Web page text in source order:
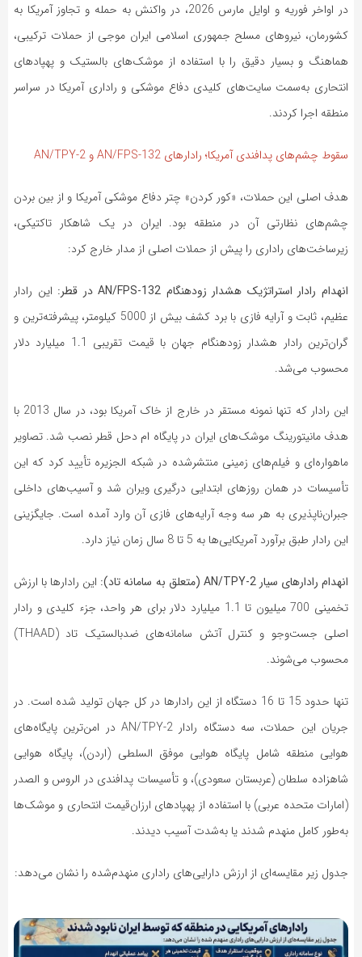
در اواخر فوریه و اوایل مارس 2026، در واکنش به حمله و تجاوز آمریکا به
کشورمان، نیروهای مسلح جمهوری اسلامی ایران موجی از حملات ترکیبی،
هماهنگ و بسیار دقیق را با استفاده از موشک‌های بالستیک و پهپادهای
انتحاری به‌سمت سایت‌های کلیدی دفاع موشکی و راداری آمریکا در سراسر
منطقه اجرا کردند.
سقوط چشم‌های پدافندی آمریکا؛ رادارهای AN/FPS-132 و AN/TPY-2
هدف اصلی این حملات، «کور کردن» چتر دفاع موشکی آمریکا و از بین بردن
چشم‌های نظارتی آن در منطقه بود. ایران در یک شاهکار تاکتیکی،
زیرساخت‌های راداری را پیش از حملات اصلی از مدار خارج کرد:
انهدام رادار استراتژیک هشدار زودهنگام AN/FPS-132 در قطر:
این رادار
عظیم، ثابت و آرایه فازی با برد کشف بیش از 5000 کیلومتر، پیشرفته‌ترین و
گران‌ترین رادار هشدار زودهنگام جهان با قیمت تقریبی 1.1 میلیارد دلار
محسوب می‌شد.
این رادار که تنها نمونه مستقر در خارج از خاک آمریکا بود، در سال 2013 با
هدف مانیتورینگ موشک‌های ایران در پایگاه ام دحل قطر نصب شد. تصاویر
ماهواره‌ای و فیلم‌های زمینی منتشرشده در شبکه الجزیره تأیید کرد که این
تأسیسات در همان روزهای ابتدایی درگیری ویران شد و آسیب‌های داخلی
جبران‌ناپذیری به هر سه وجه آرایه‌های فازی آن وارد آمده است. جایگزینی
این رادار طبق برآورد آمریکایی‌ها به 5 تا 8 سال زمان نیاز دارد.
انهدام رادارهای سیار AN/TPY-2 (متعلق به سامانه تاد):
این رادارها با ارزش
تخمینی 700 میلیون تا 1.1 میلیارد دلار برای هر واحد، جزء کلیدی و رادار
اصلی جست‌وجو و کنترل آتش سامانه‌های ضدبالستیک تاد (THAAD)
محسوب می‌شوند.
تنها حدود 15 تا 16 دستگاه از این رادارها در کل جهان تولید شده است. در
جریان این حملات، سه دستگاه رادار AN/TPY-2 در امن‌ترین پایگاه‌های
هوایی منطقه شامل پایگاه هوایی موفق السلطی (اردن)، پایگاه هوایی
شاهزاده سلطان (عربستان سعودی)، و تأسیسات پدافندی در الروس و الصدر
(امارات متحده عربی) با استفاده از پهپادهای ارزان‌قیمت انتحاری و موشک‌ها
به‌طور کامل منهدم شدند یا به‌شدت آسیب دیدند.
جدول زیر مقایسه‌ای از ارزش دارایی‌های راداری منهدم‌شده را نشان می‌دهد: